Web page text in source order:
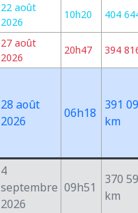
22 août
2026
10h20 404
27 août
2026
20h47 394
28 août
2026
06h18
391
km
4
septembre
2026
09h51
370
km